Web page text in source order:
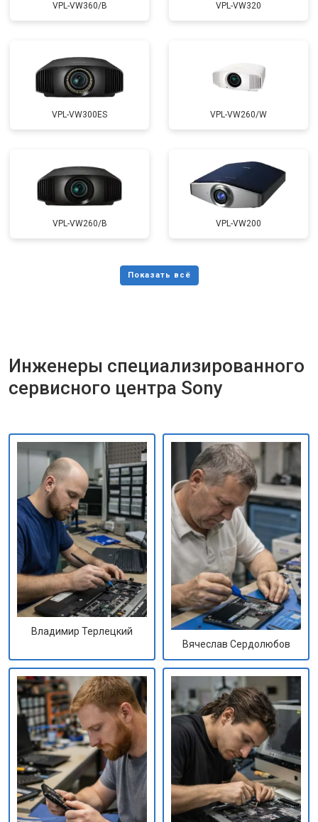
VPL-VW360/B VPL-VW320
VPL-VW300ES VPL-VW260/W
VPL-VW260/B VPL-VW200
Инженеры специализированного
сервисного центра Sony
Владимир Терлецкий
Вячеслав Сердолюбов